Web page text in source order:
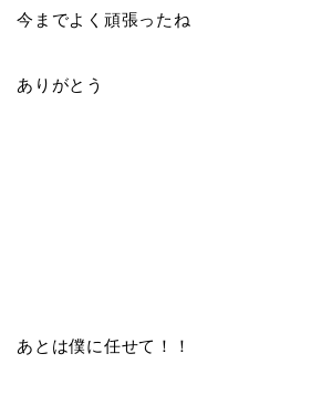
今までよく頑張ったね
ありがとう
あとは僕に任せて！！